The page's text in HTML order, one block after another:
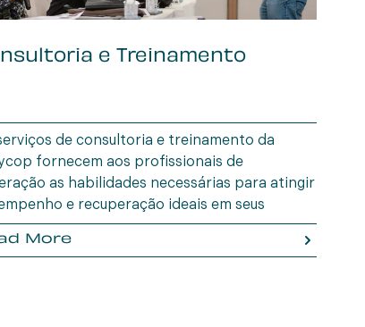
e Treinamento
de consultoria e treinamento da
fornecem aos profissionais de
as habilidades necessárias para atingir
e recuperação ideais em seus
e operações de processamento de
More